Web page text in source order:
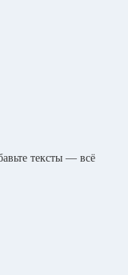
тексты — всё